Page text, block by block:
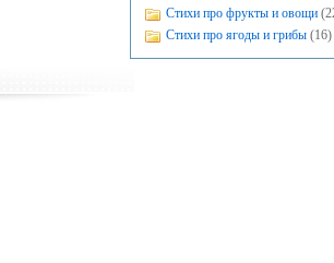
Стихи про фрукты и овощи
Стихи про ягоды и грибы (16)